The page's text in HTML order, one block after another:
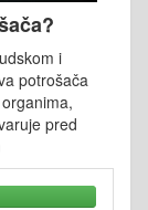
i
potrošača
pred